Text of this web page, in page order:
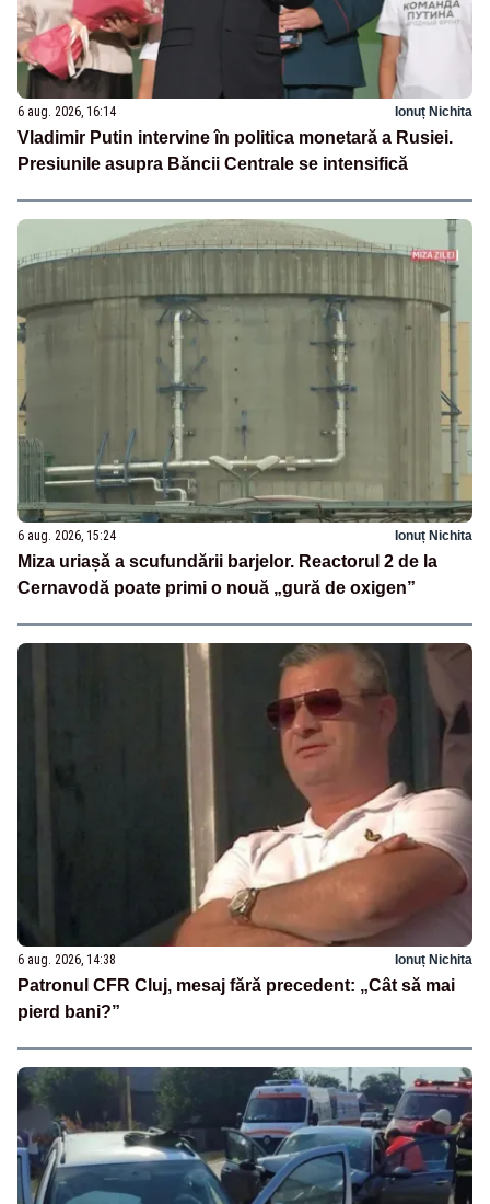
6 aug. 2026, 16:14 Ionuț Nichita
Vladimir Putin intervine în politica monetară a Rusiei.
Presiunile asupra Băncii Centrale se intensifică
6 aug. 2026, 15:24 Ionuț Nichita
Miza uriașă a scufundării barjelor. Reactorul 2 de la
Cernavodă poate primi o nouă „gură de oxigen”
6 aug. 2026, 14:38 Ionuț Nichita
Patronul CFR Cluj, mesaj fără precedent: „Cât să mai
pierd bani?”